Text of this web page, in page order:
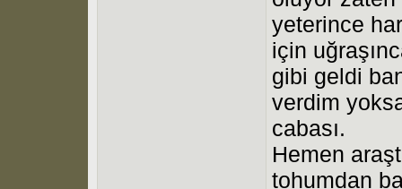
yeterince
için
gibi geldi
verdim
cabası.
Hemen
tohumdan